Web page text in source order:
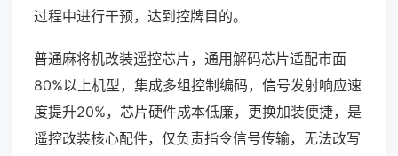
过程中进行干预，达到控牌目的。
普通麻将机改装遥控芯片，通用解码芯片适配市面
80%以上机型，集成多组控制编码，信号发射响应速
度提升20%，芯片硬件成本低廉，更换加装便捷，是
遥控改装核心配件，仅负责指令信号传输，无法改写